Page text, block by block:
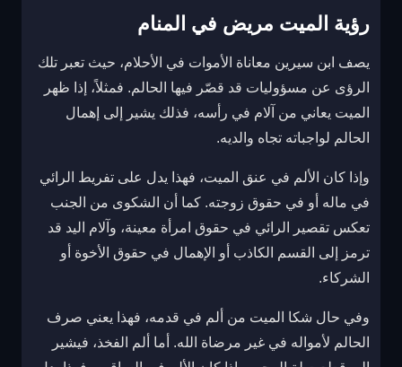
رؤية الميت مريض في المنام
يصف ابن سيرين معاناة الأموات في الأحلام، حيث تعبر تلك
الرؤى عن مسؤوليات قد قصّر فيها الحالم. فمثلاً، إذا ظهر
الميت يعاني من آلام في رأسه، فذلك يشير إلى إهمال
الحالم لواجباته تجاه والديه.
وإذا كان الألم في عنق الميت، فهذا يدل على تفريط الرائي
في ماله أو في حقوق زوجته. كما أن الشكوى من الجنب
تعكس تقصير الرائي في حقوق امرأة معينة، وآلام اليد قد
ترمز إلى القسم الكاذب أو الإهمال في حقوق الأخوة أو
الشركاء.
وفي حال شكا الميت من ألم في قدمه، فهذا يعني صرف
الحالم لأمواله في غير مرضاة الله. أما ألم الفخذ، فيشير